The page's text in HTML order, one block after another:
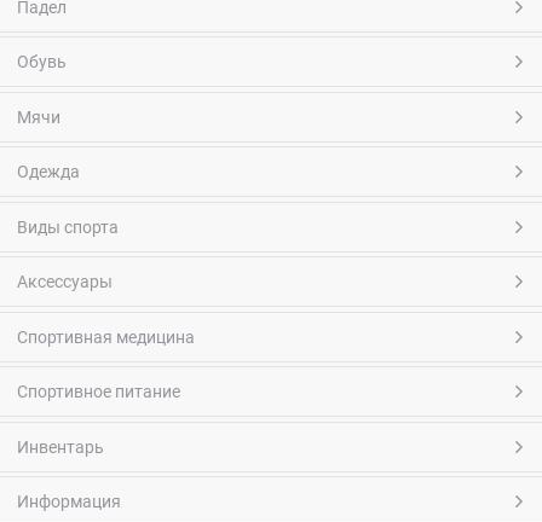
Падел
Обувь
Мячи
Одежда
Виды спорта
Аксессуары
Спортивная медицина
Спортивное питание
Инвентарь
Информация